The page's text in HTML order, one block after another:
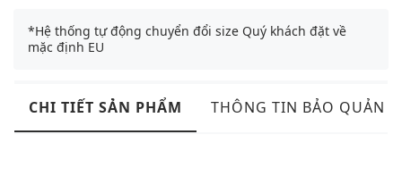
*Hệ thống tự động chuyển đổi size Quý khách đặt về
mặc định EU
CHI TIẾT SẢN PHẨM THÔNG TIN BẢO QUẢN